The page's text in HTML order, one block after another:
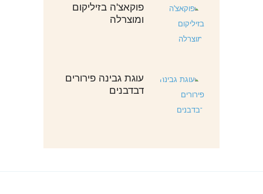
פוקאצ'ה בזיליקום
ומוצרלה
עוגת גבינה פירורים
דבדבנים